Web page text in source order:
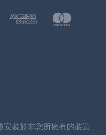
安裝於非您所擁有的裝置